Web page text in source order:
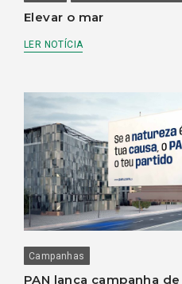
Elevar o mar
LER NOTÍCIA
Campanhas
PAN lança campanha